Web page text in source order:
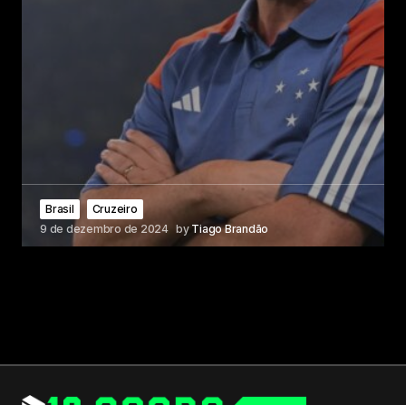
Brasil
Cruzeiro
9 de dezembro de 2024 by Tiago Brandão